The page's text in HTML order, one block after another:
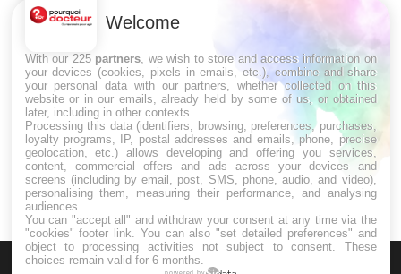
Drépanocytose : une déformation des
globules rouges aux conséquences
Maladie de Charcot (Sclérose latérale
amyotrophique)
Welcome
With our 225 partners , we wish to store and access information on
your devices (cookies, pixels in emails, etc.), combine and share
your personal data with our partners, whether collected on this
website or in our emails, already held by some of us, or obtained
later, including in other contexts.
Processing this data (identifiers, browsing, preferences, purchases,
loyalty programs, IP, postal addresses and emails, phone, precise
geolocation, etc.) allows developing and offering you services,
content, commercial offers and ads across your devices and
screens (including by email, post, SMS, phone, audio, and video),
personalising them, measuring their performance, and analysing
audiences.
You can "accept all" and withdraw your consent at any time via the
"cookies" footer link . You can also "set detailed preferences" and
object to processing activities not subject to consent. These
choices remain valid for 6 months.
powered by